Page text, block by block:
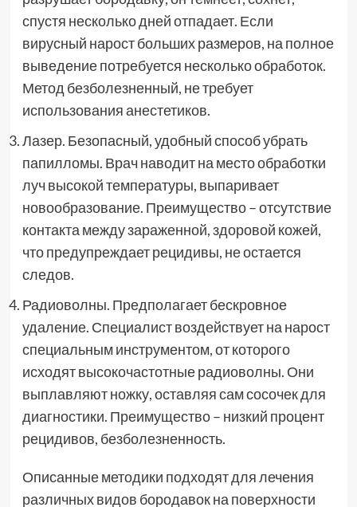
спустя несколько дней отпадает. Если
вирусный нарост больших размеров, на полное
выведение потребуется несколько обработок.
Метод безболезненный, не требует
использования анестетиков.
Лазер. Безопасный, удобный способ убрать
папилломы. Врач наводит на место обработки
луч высокой температуры, выпаривает
новообразование. Преимущество – отсутствие
контакта между зараженной, здоровой кожей,
что предупреждает рецидивы, не остается
следов.
Радиоволны. Предполагает бескровное
удаление. Специалист воздействует на нарост
специальным инструментом, от которого
исходят высокочастотные радиоволны. Они
выплавляют ножку, оставляя сам сосочек для
диагностики. Преимущество – низкий процент
рецидивов, безболезненность.
Описанные методики подходят для лечения
различных видов бородавок на поверхности